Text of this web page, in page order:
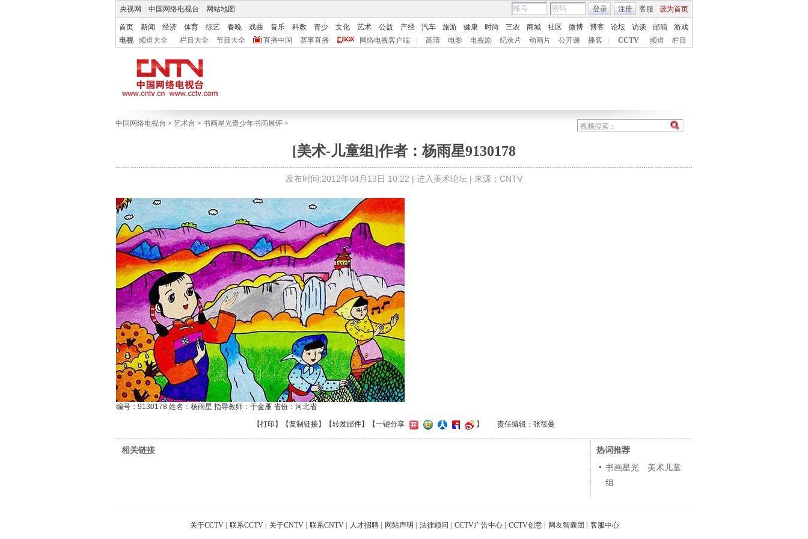
央视网 中国网络电视台 网站地图 客服 设为首页
登录 注册
首页 新闻 经济 体育 综艺 春晚 戏曲 音乐 科教 青少 文化 艺术 公益 产经 汽车 旅游 健康 时尚 三农 商城 社区 微博 博客 论坛 访谈 邮箱
游戏
电视
频道大全 栏目大全 节目大全 直播中国 赛事直播 网络电视客户端 高清 电影 电视剧 纪录片 动画片 公开课 播客 CCTV 频道 栏目
中国网络电视台 > 艺术台 > 书画星光青少年书画展评 >
[美术-儿童组]作者：杨雨星9130178
发布时间:2012年04月13日 10:22 | 进入美术论坛 | 来源：CNTV
编号：9130178 姓名：杨雨星 指导教师：于金雁 省份：河北省
【打印 】【复制链接】【转发邮件】 【一键分享 】 责任编辑：张筱曼
相关链接
热词推荐
书画星光 美术儿童
组
关于CCTV 联系CCTV 关于CNTV 联系CNTV 人才招聘 网站声明 法律顾问 CCTV广告中心 CCTV创意 网友智囊团 客服中心